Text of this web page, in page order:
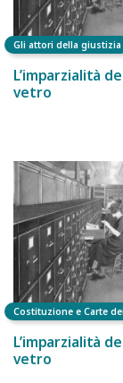
Gli attori della giustizia
L’imparzialità
vetro
Costituzione e Carte
L’imparzialità
vetro